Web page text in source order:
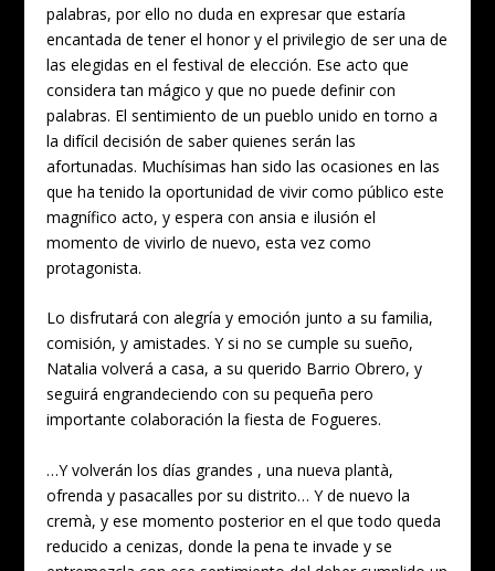
palabras, por ello no duda en expresar que estaría
encantada de tener el honor y el privilegio de ser una de
las elegidas en el festival de elección. Ese acto que
considera tan mágico y que no puede definir con
palabras. El sentimiento de un pueblo unido en torno a
la difícil decisión de saber quienes serán las
afortunadas. Muchísimas han sido las ocasiones en las
que ha tenido la oportunidad de vivir como público este
magnífico acto, y espera con ansia e ilusión el
momento de vivirlo de nuevo, esta vez como
protagonista.
Lo disfrutará con alegría y emoción junto a su familia,
comisión, y amistades. Y si no se cumple su sueño,
Natalia volverá a casa, a su querido Barrio Obrero, y
seguirá engrandeciendo con su pequeña pero
importante colaboración la fiesta de Fogueres.
…Y volverán los días grandes , una nueva plantà,
ofrenda y pasacalles por su distrito… Y de nuevo la
cremà, y ese momento posterior en el que todo queda
reducido a cenizas, donde la pena te invade y se